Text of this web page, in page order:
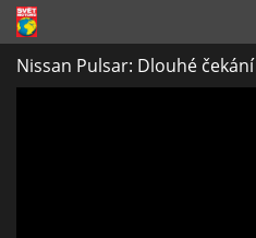
Nissan Pulsar: Dlouhé čekání